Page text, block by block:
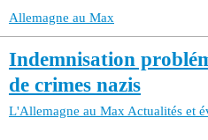
Allemagne au Max
Indemnisation
de crimes nazis
L'Allemagne au MaxActualités et